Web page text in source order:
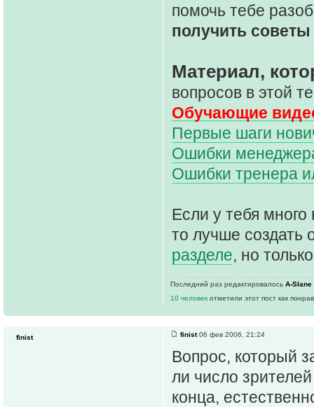
помочь тебе
получить советы
Материал,
вопросов в этой
Обучающие
Первые шаги
Ошибки
Ошибки тренера
Если у тебя много
то лучше создать
разделе, но
Последний раз редактировалось A-Slane
10 человек отметили этот пост как
finist06 фев 2006, 21:24
Вопрос, который
ли число
конца,
finist